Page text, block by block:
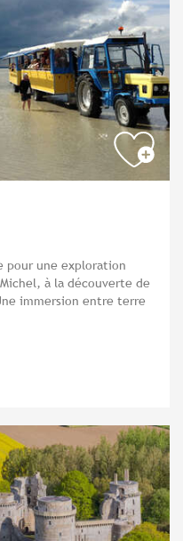
pour une exploration
à la découverte de
immersion entre terre